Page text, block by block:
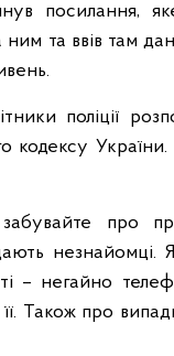
посилання,
та ввів там
поліції
кодексу
про
незнайомці.
– негайно
Також про